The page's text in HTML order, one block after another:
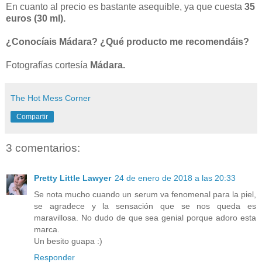
En cuanto al precio es bastante asequible, ya que cuesta 35
euros (30 ml).
¿Conocíais Mádara? ¿Qué producto me recomendáis?
Fotografías cortesía Mádara.
The Hot Mess Corner
Compartir
3 comentarios:
Pretty Little Lawyer 24 de enero de 2018 a las 20:33
Se nota mucho cuando un serum va fenomenal para la piel,
se agradece y la sensación que se nos queda es
maravillosa. No dudo de que sea genial porque adoro esta
marca.
Un besito guapa :)
Responder